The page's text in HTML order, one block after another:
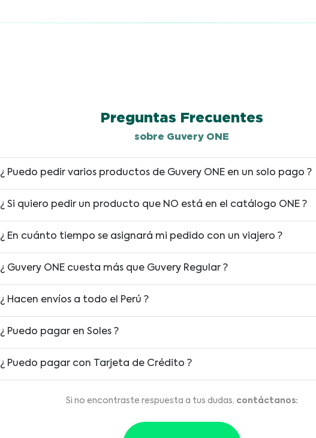
Preguntas Frecuentes
sobre Guvery ONE
¿ Puedo pedir varios productos de Guvery ONE en un solo pago ?
¿ Si quiero pedir un producto que NO está en el catálogo ONE ?
¿ En cuánto tiempo se asignará mi pedido con un viajero ?
¿ Guvery ONE cuesta más que Guvery Regular ?
¿ Hacen envíos a todo el Perú ?
¿ Puedo pagar en Soles ?
¿ Puedo pagar con Tarjeta de Crédito ?
Si no encontraste respuesta a tus dudas, contáctanos: